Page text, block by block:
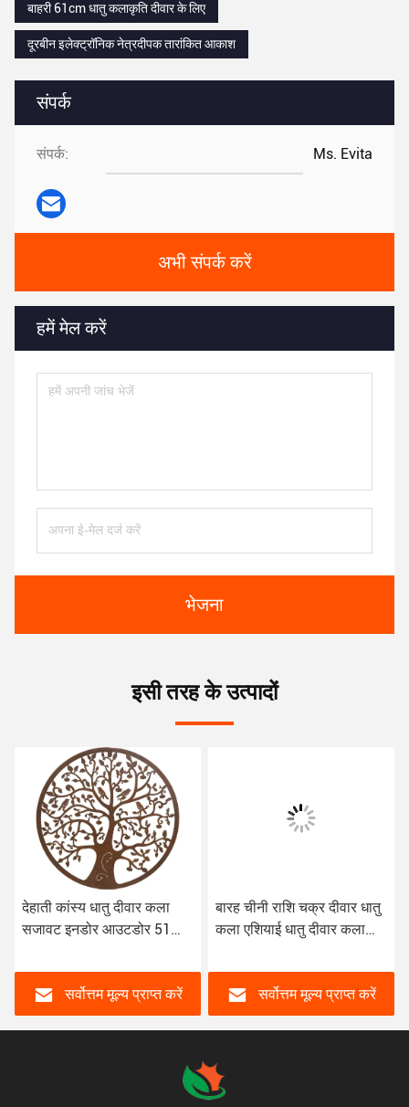
संपर्क
संपर्क: Ms. Evita
अभी संपर्क करें
हमें मेल करें
भेजना
बाहरी 61cm धातु कलाकृति दीवार के लिए
दूरबीन इलेक्ट्रॉनिक नेत्रदीपक तारांकित आकाश
इसी तरह के उत्पादों
देहाती कांस्य धातु दीवार कला
सजावट इनडोर आउटडोर 51
कलाकृति
सर्वोत्तम मूल्य प्राप्त करें
बारह चीनी राशि चक्र दीवार धातु
कला एशियाई धातु दीवार कला
सर्वोत्तम मूल्य प्राप्त करें